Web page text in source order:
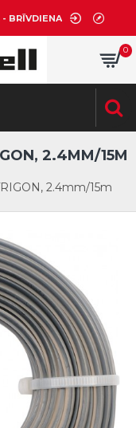
- BRĪVDIENA
0
2.4mm/15m
2.4MM/15M